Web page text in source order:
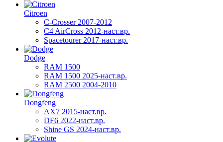
Citroen
C-Crosser 2007-2012
C4 AirCross 2012-наст.вр.
Spacetourer 2017-наст.вр.
Dodge
RAM 1500
RAM 1500 2025-наст.вр.
RAM 2500 2004-2010
Dongfeng
AX7 2015-наст.вр.
DF6 2022-наст.вр.
Shine GS 2024-наст.вр.